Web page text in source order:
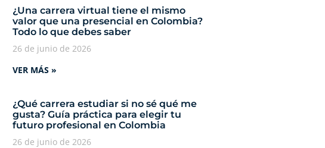
¿Una carrera virtual tiene el mismo
valor que una presencial en Colombia?
Todo lo que debes saber
26 de junio de 2026
VER MÁS »
¿Qué carrera estudiar si no sé qué me
gusta? Guía práctica para elegir tu
futuro profesional en Colombia
26 de junio de 2026